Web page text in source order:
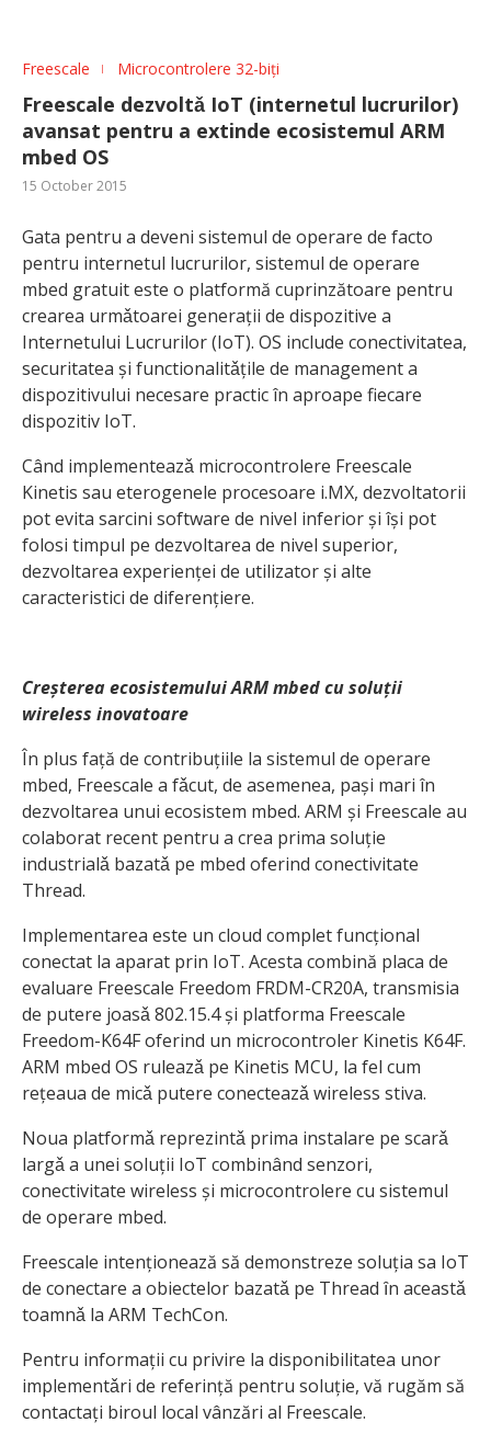
Freescale Microcontrolere 32-biți
Freescale dezvoltǎ IoT (internetul lucrurilor)
avansat pentru a extinde ecosistemul ARM
mbed OS
15 October 2015
Gata pentru a deveni sistemul de operare de facto
pentru internetul lucrurilor, sistemul de operare
mbed gratuit este o platformă cuprinzătoare pentru
crearea urmǎtoarei generații de dispozitive a
Internetului Lucrurilor (IoT). OS include conectivitatea,
securitatea și functionalitǎțile de management a
dispozitivului necesare practic în aproape fiecare
dispozitiv IoT.
Când implementeazǎ microcontrolere Freescale
Kinetis sau eterogenele procesoare i.MX, dezvoltatorii
pot evita sarcini software de nivel inferior și își pot
folosi timpul pe dezvoltarea de nivel superior,
dezvoltarea experienței de utilizator și alte
caracteristici de diferențiere.
Creșterea ecosistemului ARM mbed cu soluții
wireless inovatoare
În plus față de contribuțiile la sistemul de operare
mbed, Freescale a fǎcut, de asemenea, pași mari în
dezvoltarea unui ecosistem mbed. ARM și Freescale au
colaborat recent pentru a crea prima soluție
industrialǎ bazatǎ pe mbed oferind conectivitate
Thread.
Implementarea este un cloud complet funcțional
conectat la aparat prin IoT. Acesta combină placa de
evaluare Freescale Freedom FRDM-CR20A, transmisia
de putere joasǎ 802.15.4 și platforma Freescale
Freedom-K64F oferind un microcontroler Kinetis K64F.
ARM mbed OS ruleazǎ pe Kinetis MCU, la fel cum
rețeaua de micǎ putere conecteazǎ wireless stiva.
Noua platformǎ reprezintǎ prima instalare pe scarǎ
largǎ a unei soluții IoT combinând senzori,
conectivitate wireless și microcontrolere cu sistemul
de operare mbed.
Freescale intenționează să demonstreze soluția sa IoT
de conectare a obiectelor bazatǎ pe Thread ȋn aceastǎ
toamnǎ la ARM TechCon.
Pentru informații cu privire la disponibilitatea unor
implementǎri de referință pentru soluție, vă rugăm să
contactați biroul local vânzări al Freescale.